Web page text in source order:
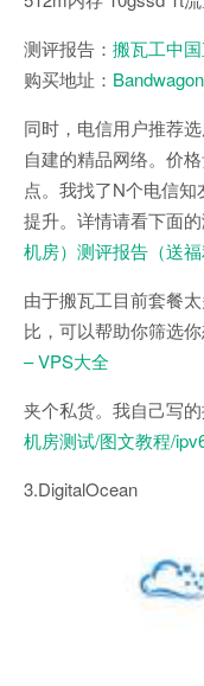
测评报告： 搬瓦工中
购买地址：
同时，电信用户推荐
自建的精品网络。价
点。我找了N个电信
提升。详情请看下面的
机房）测评报告（送福
由于搬瓦工目前套餐
比，可以帮助你筛选
– VPS大全
夹个私货。我自己写
机房测试/图文教程/
3.DigitalOcean